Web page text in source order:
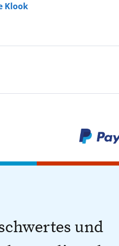
Klook
und